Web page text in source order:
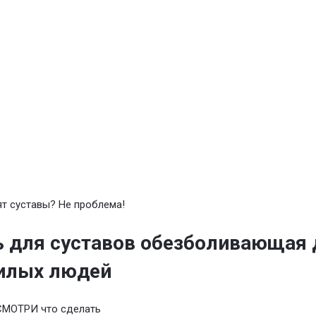
суставы? Не проблема!
для суставов обезболивающая
людей
что сделать